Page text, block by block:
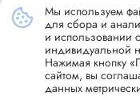
Мы используем
для сбора и
и использовании
индивидуальной
Нажимая кнопку
сайтом, вы
данных